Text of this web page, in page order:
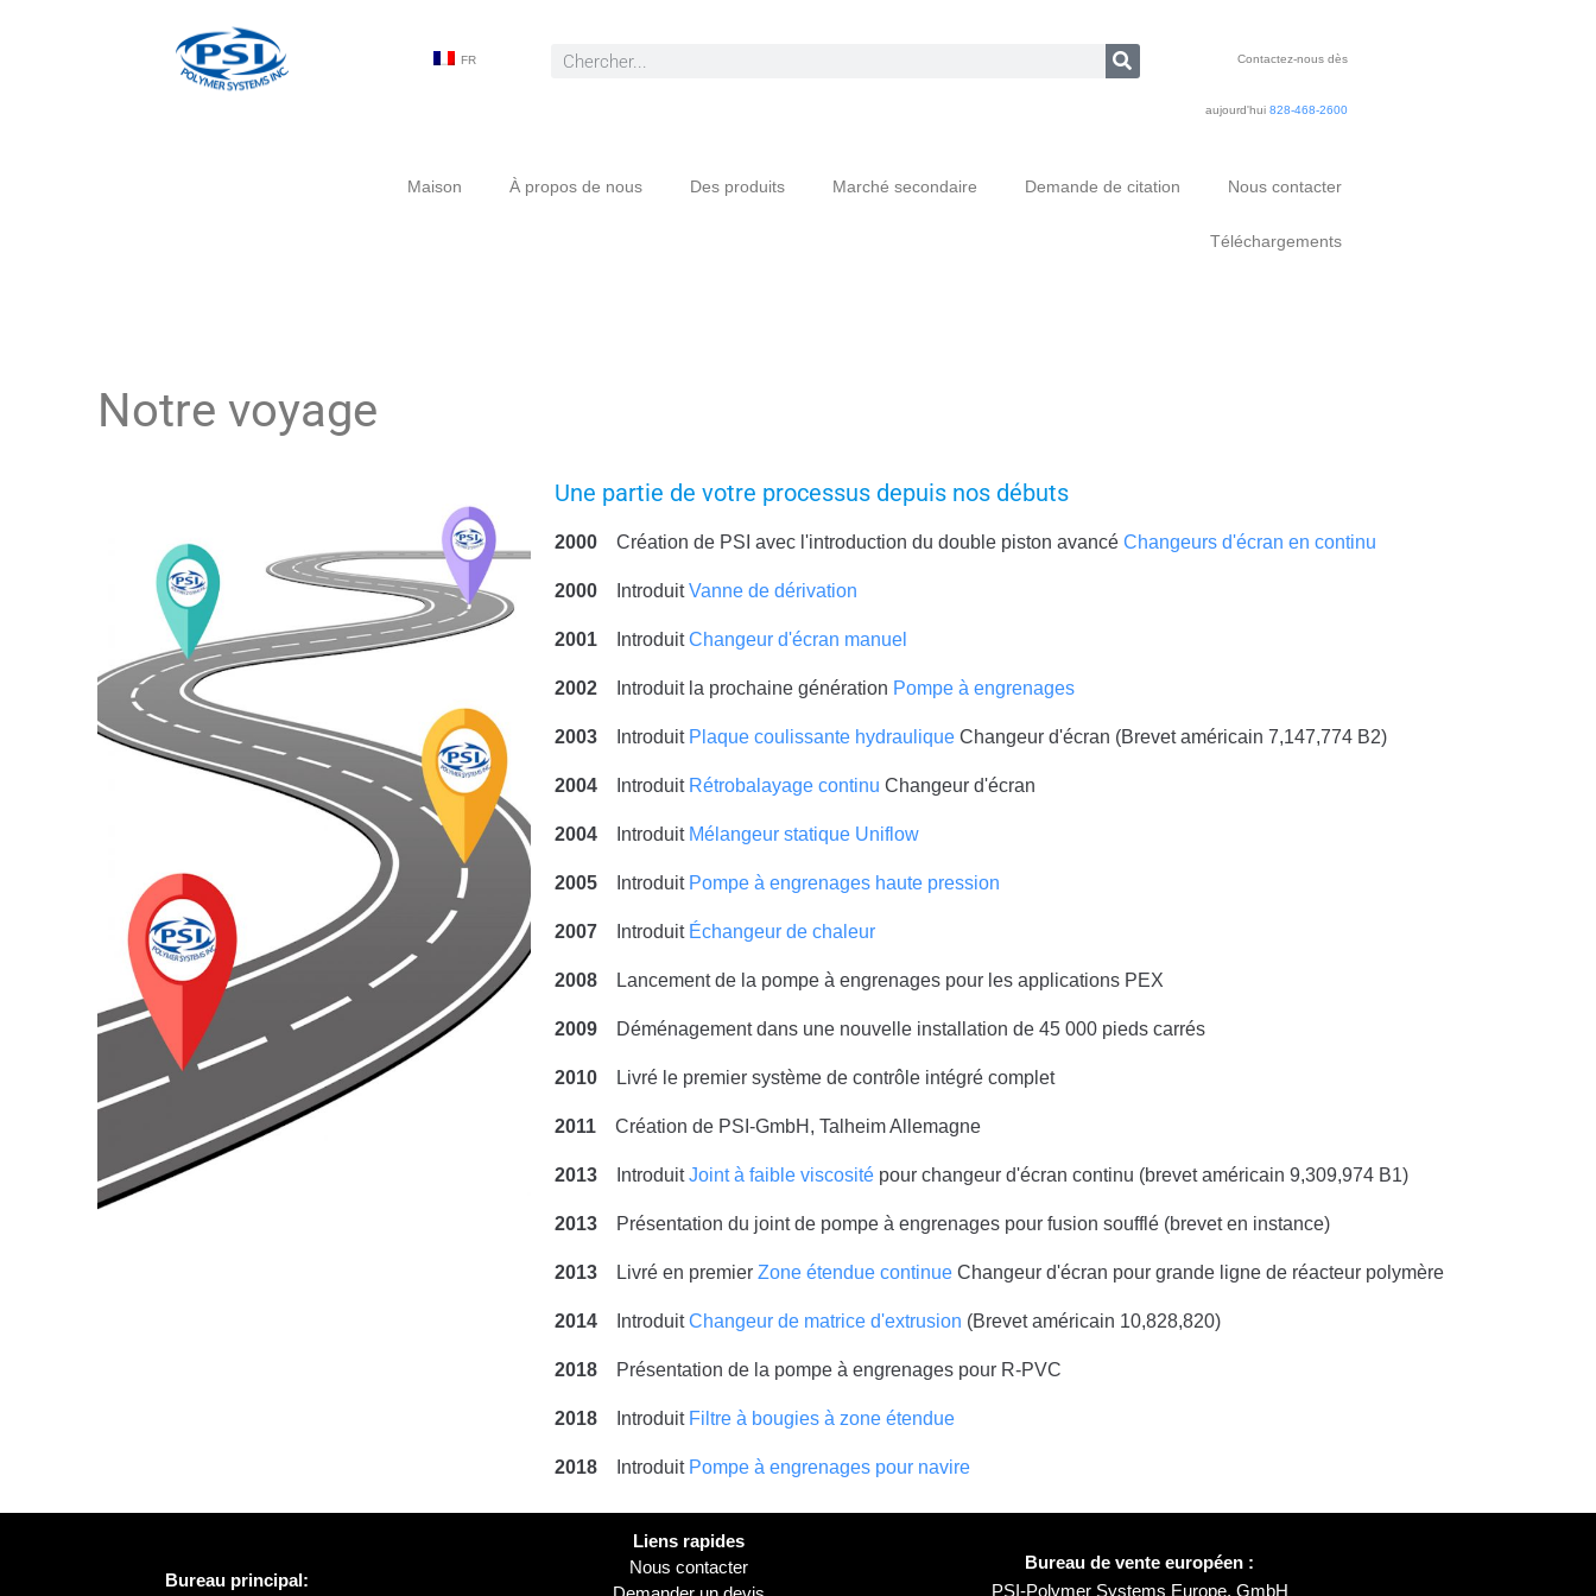
FR Contactez-nous dès
aujourd'hui828-468-2600
Maison À propos de nous Des produits Marché secondaire Demande de citation Nous contacter
Téléchargements
Notre voyage
Une partie de votre processus depuis nos débuts
2000 Création de PSI avec l'introduction du double piston avancé Changeurs d'écran en continu
2000 IntroduitVanne de dérivation
2001 IntroduitChangeur d'écran manuel
2002 Introduit la prochaine génération Pompe à engrenages
2003 Introduit Plaque coulissante hydraulique Changeur d'écran (Brevet américain 7,147,774 B2)
2004 Introduit Rétrobalayage continu Changeur d'écran
2004 Introduit Mélangeur statique Uniflow
2005 Introduit Pompe à engrenages haute pression
2007 Introduit Échangeur de chaleur
2008 Lancement de la pompe à engrenages pour les applications PEX
2009 Déménagement dans une nouvelle installation de 45 000 pieds carrés
2010 Livré le premier système de contrôle intégré complet
2011 Création de PSI-GmbH, Talheim Allemagne
2013 IntroduitJoint à faible viscosité pour changeur d'écran continu (brevet américain 9,309,974 B1)
2013 Présentation du joint de pompe à engrenages pour fusion soufflé (brevet en instance)
2013 Livré en premier Zone étendue continue Changeur d'écran pour grande ligne de réacteur polymère
2014 IntroduitChangeur de matrice d'extrusion (Brevet américain 10,828,820)
2018 Présentation de la pompe à engrenages pour R-PVC
2018 Introduit Filtre à bougies à zone étendue
2018 Introduit Pompe à engrenages pour navire
Bureau principal:
Liens rapides
Nous contacter
Bureau de vente européen :
PSI-Polymer Systems Europe, GmbH